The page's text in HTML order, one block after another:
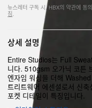
뉴스레터 구독 시, HBX의 약관에 동
침
상세 설명
Entire Studios는 Full
니다. 510gsm 오가닉 코튼
엔자임 워싱을 더해
트리트웨어 에센셜로서 신
포켓 디테일이 특징입니다.